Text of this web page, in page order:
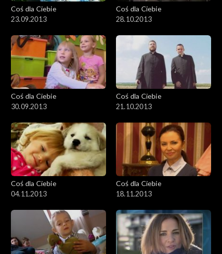
Coś dla Ciebie
23.09.2013
Coś dla Ciebie
28.10.2013
Coś dla Ciebie
30.09.2013
Coś dla Ciebie
21.10.2013
Coś dla Ciebie
04.11.2013
Coś dla Ciebie
18.11.2013